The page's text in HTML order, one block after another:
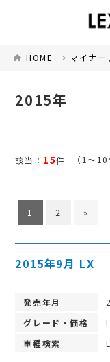
HOME マイナー
2015年
該当： 15件 （1～
1 2 »
2015年9月 LX
発売年月
グレード・価格
車種検索